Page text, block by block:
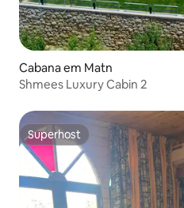
Cabana em Matn
Shmees Luxury Cabin 2
Superhost
Superhost